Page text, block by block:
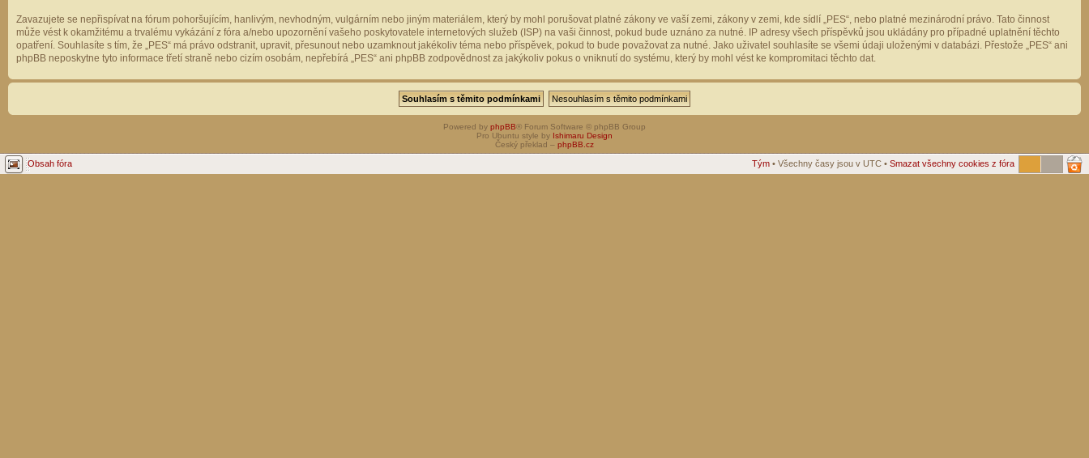
Zavazujete se nepřispívat na fórum pohoršujícím, hanlivým, nevhodným, vulgárním nebo jiným materiálem, který by mohl porušovat platné zákony ve vaší zemi, zákony v zemi, kde sídlí „PES“, nebo platné mezinárodní právo. Tato činnost
může vést k okamžitému a trvalému vykázání z fóra a/nebo upozornění vašeho poskytovatele internetových služeb (ISP) na vaši činnost, pokud bude uznáno za nutné. IP adresy všech příspěvků jsou ukládány pro případné uplatnění těchto
opatření. Souhlasíte s tím, že „PES“ má právo odstranit, upravit, přesunout nebo uzamknout jakékoliv téma nebo příspěvek, pokud to bude považovat za nutné. Jako uživatel souhlasíte se všemi údaji uloženými v databázi. Přestože „PES“ ani
phpBB neposkytne tyto informace třetí straně nebo cizím osobám, nepřebírá „PES“ ani phpBB zodpovědnost za jakýkoliv pokus o vniknutí do systému, který by mohl vést ke kompromitaci těchto dat.
Powered by phpBB® Forum Software © phpBB Group
Pro Ubuntu style by Ishimaru Design
Český překlad – phpBB.cz
Obsah fóra Tým • Všechny časy jsou v UTC • Smazat všechny cookies z fóra